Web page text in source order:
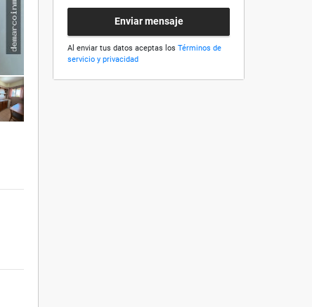
Enviar mensaje
Al enviar tus datos aceptas los Términos de
servicio y privacidad